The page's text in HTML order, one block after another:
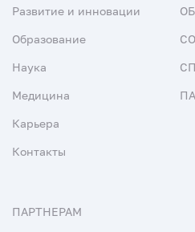
Развитие и инновации
Образование
Наука
Медицина
Карьера
Контакты
ПАРТНЕРАМ